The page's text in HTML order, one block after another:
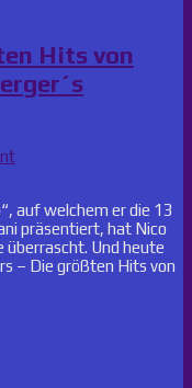
Hits von
auf welchem er die 13
präsentiert, hat Nico
überrascht. Und heute
– Die größten Hits von